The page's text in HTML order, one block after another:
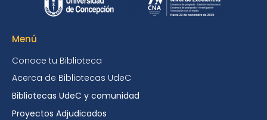
Menú
Conoce tu Biblioteca
Acerca de Bibliotecas UdeC
Bibliotecas UdeC y comunidad
Proyectos Adjudicados